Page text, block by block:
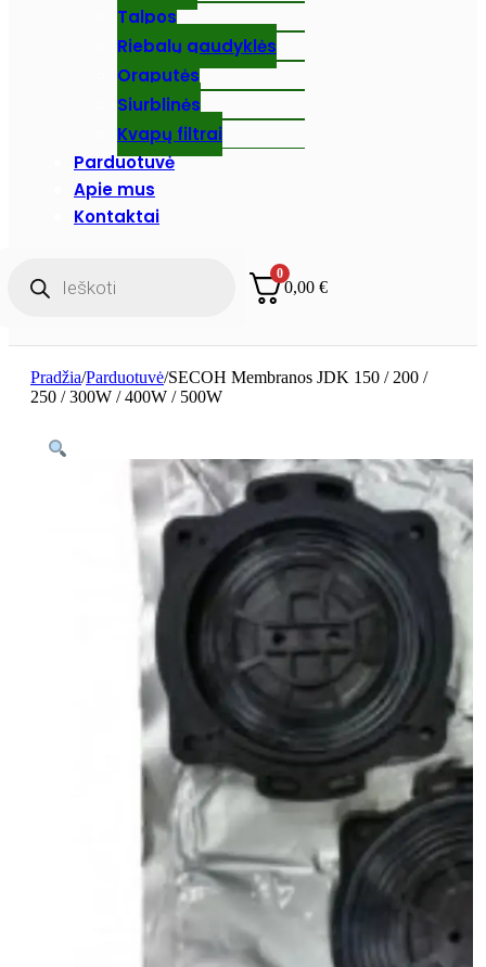
Talpos
Riebalų gaudyklės
Oraputės
Siurblinės
Kvapų filtrai
Parduotuvė
Apie mus
Kontaktai
search
0
0,00€
Pradžia/Parduotuvė/SECOH Membranos JDK 150 / 200 /
250 / 300W / 400W / 500W